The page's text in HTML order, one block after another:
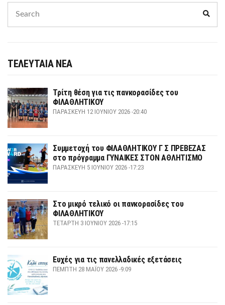
for:
ΤΕΛΕΥΤΑΙΑ ΝΕΑ
Τρίτη θέση για τις πανκορασίδες του
ΦΙΛΑΘΛΗΤΙΚΟΥ
ΠΑΡΑΣΚΕΥΉ 12 ΙΟΥΝΊΟΥ 2026 -20:40
Συμμετοχή του ΦΙΛΑΘΛΗΤΙΚΟΥ Γ Σ ΠΡΕΒΕΖΑΣ
στο πρόγραμμα ΓΥΝΑΙΚΕΣ ΣΤΟΝ ΑΘΛΗΤΙΣΜΟ
ΠΑΡΑΣΚΕΥΉ 5 ΙΟΥΝΊΟΥ 2026 -17:23
Στο μικρό τελικό οι πανκορασίδες του
ΦΙΛΑΘΛΗΤΙΚΟΥ
ΤΕΤΆΡΤΗ 3 ΙΟΥΝΊΟΥ 2026 -17:15
Ευχές για τις πανελλαδικές εξετάσεις
ΠΈΜΠΤΗ 28 ΜΑΪ́ΟΥ 2026 -9:09